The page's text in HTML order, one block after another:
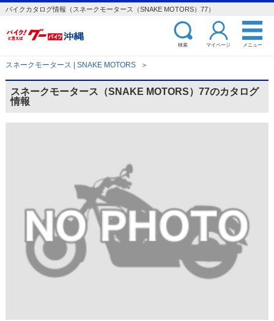
バイクカタログ情報（スネークモータース（SNAKE MOTORS）77）
検索 マイページ メニュー
スネークモータース | SNAKE MOTORS ＞
スネークモータース（SNAKE MOTORS）77のカタログ
情報